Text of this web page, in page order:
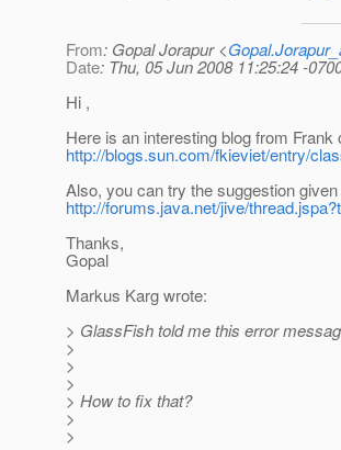
From: Gopal Jorapur <
Date: Thu, 05 Jun 2008 11:25:24 -
Hi ,
Here is an interesting blog from Frank
http://blogs.sun.com/fkieviet/entry/
Also, you can try the suggestion
http://forums.java.net/jive/
Thanks,
Gopal
Markus Karg wrote:
> GlassFish told me this error
>
>
>
> How to fix that?
>
>